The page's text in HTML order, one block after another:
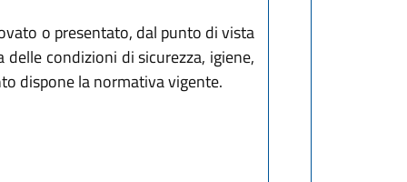
o presentato, dal punto di vista
condizioni di sicurezza, igiene,
dispone la normativa vigente.